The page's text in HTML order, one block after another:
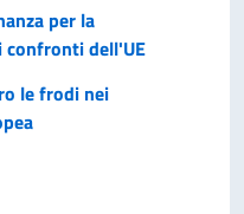
per la
confronti dell'UE
le frodi nei